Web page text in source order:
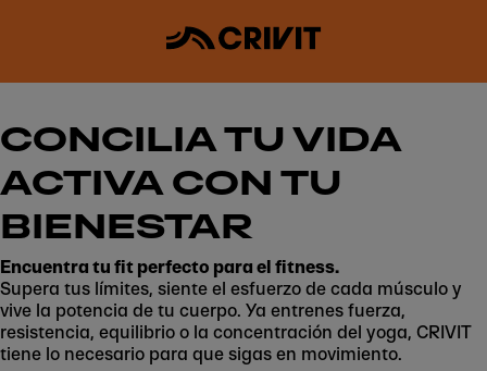
CONCILIA TU VIDA
ACTIVA CON TU
BIENESTAR
Encuentra tu fit perfecto para el fitness.
Supera tus límites, siente el esfuerzo de cada músculo y
vive la potencia de tu cuerpo. Ya entrenes fuerza,
resistencia, equilibrio o la concentración del yoga, CRIVIT
tiene lo necesario para que sigas en movimiento.